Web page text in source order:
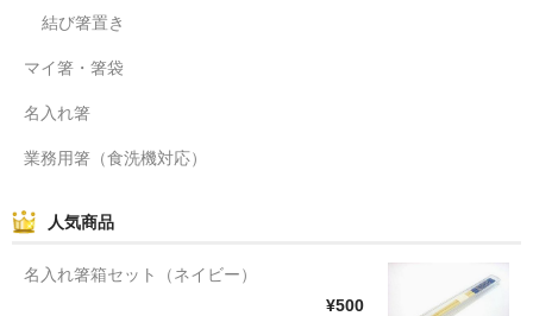
結び箸置き
マイ箸・箸袋
名入れ箸
業務用箸（食洗機対応）
人気商品
名入れ箸箱セット（ネイビー）
¥500